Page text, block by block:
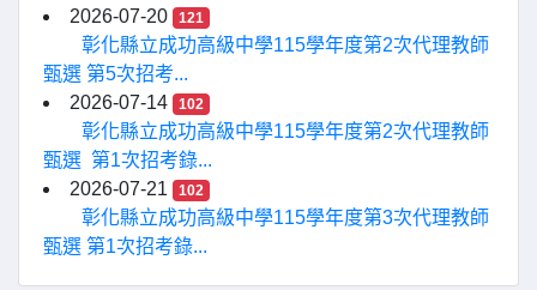
2026-07-20
121
彰化縣立成功高級中學115學年度第2次代理教師
甄選 第5次招考...
2026-07-14
102
彰化縣立成功高級中學115學年度第2次代理教師
甄選 第1次招考錄...
2026-07-21
102
彰化縣立成功高級中學115學年度第3次代理教師
甄選 第1次招考錄...